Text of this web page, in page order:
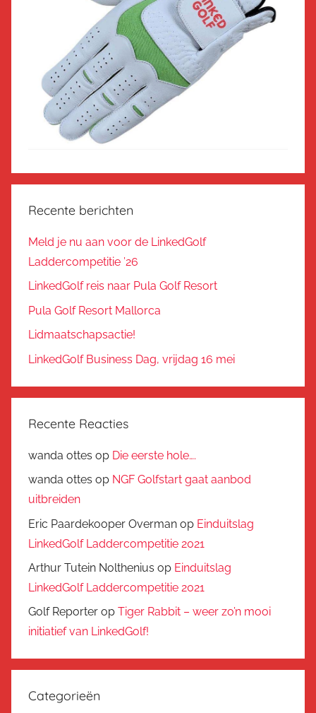
Recente berichten
Meld je nu aan voor de LinkedGolf
Laddercompetitie ’26
LinkedGolf reis naar Pula Golf Resort
Pula Golf Resort Mallorca
Lidmaatschapsactie!
LinkedGolf Business Dag, vrijdag 16 mei
Recente Reacties
wanda ottes op Die eerste hole….
wanda ottes op NGF Golfstart gaat aanbod
uitbreiden
Eric Paardekooper Overman op Einduitslag
LinkedGolf Laddercompetitie 2021
Arthur Tutein Nolthenius op Einduitslag
LinkedGolf Laddercompetitie 2021
Golf Reporter op Tiger Rabbit – weer zo’n mooi
initiatief van LinkedGolf!
Categorieën